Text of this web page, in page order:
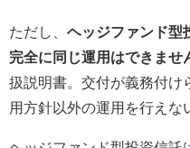
ただし、 ヘッジファンド型
完全に同じ運用はできませ
扱説明書。交付が義務付け
用方針以外の運用を行えな